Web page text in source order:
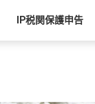
IP税関保護申告